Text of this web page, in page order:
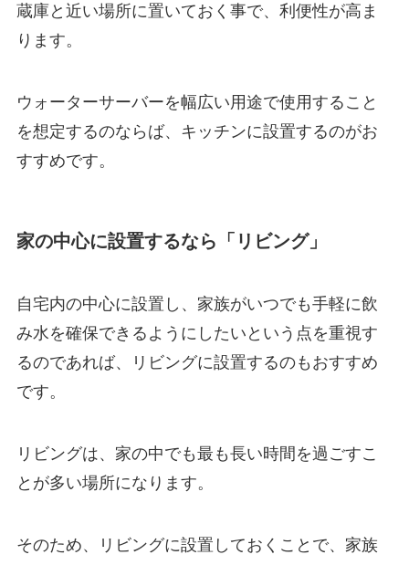
蔵庫と近い場所に置いておく事で、利便性が高ま
ります。
ウォーターサーバーを幅広い用途で使用すること
を想定するのならば、キッチンに設置するのがお
すすめです。
家の中心に設置するなら「リビング」
自宅内の中心に設置し、家族がいつでも手軽に飲
み水を確保できるようにしたいという点を重視す
るのであれば、リビングに設置するのもおすすめ
です。
リビングは、家の中でも最も長い時間を過ごすこ
とが多い場所になります。
そのため、リビングに設置しておくことで、 家族